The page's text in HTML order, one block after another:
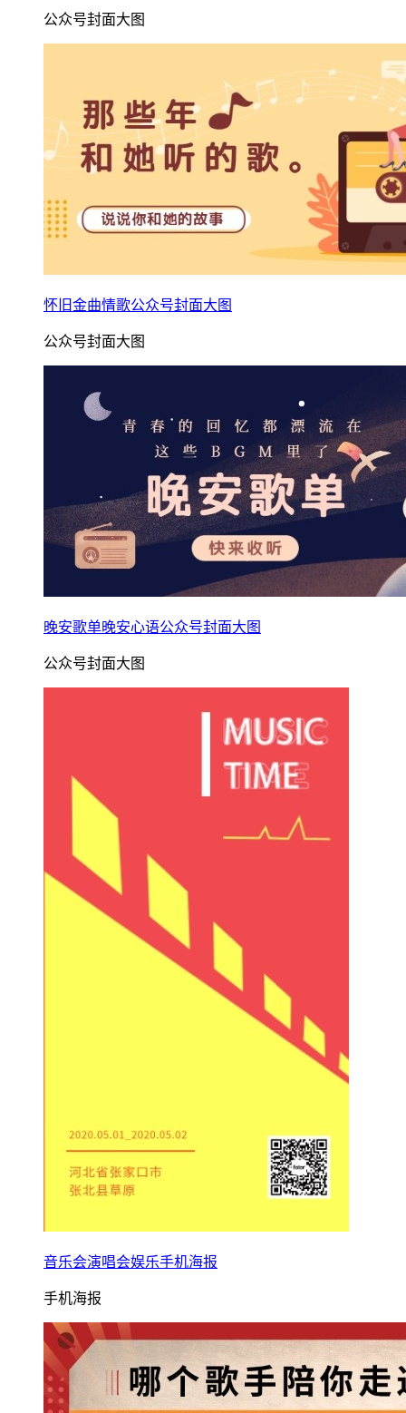
公众号封面大图
怀旧金曲情歌公众号封面大图
公众号封面大图
晚安歌单晚安心语公众号封面大图
公众号封面大图
音乐会演唱会娱乐手机海报
手机海报